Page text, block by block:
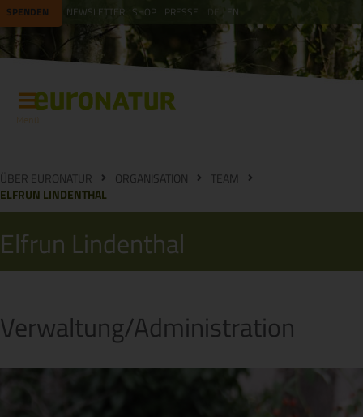
SPENDEN NEWSLETTER SHOP PRESSE EN
ÜBER EURONATUR ORGANISATION
TEAM
ELFRUN LINDENTHAL
Elfrun Lindenthal
Verwaltung/Administration